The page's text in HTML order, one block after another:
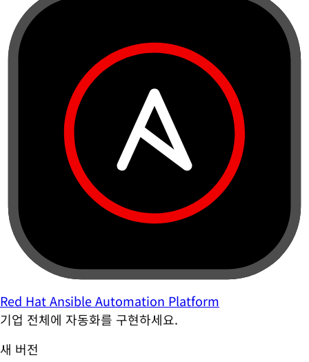
Red Hat Ansible Automation Platform
기업 전체에 자동화를 구현하세요.
새 버전